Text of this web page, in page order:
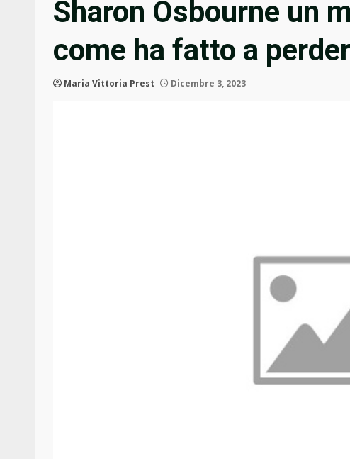
Sharon Osbourne un
come ha fatto a
Maria Vittoria Prest Dicembre 3, 2023